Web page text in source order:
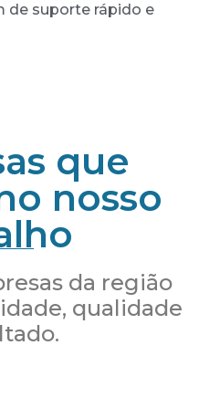
de suporte rápido e
que
nosso
da região
qualidade